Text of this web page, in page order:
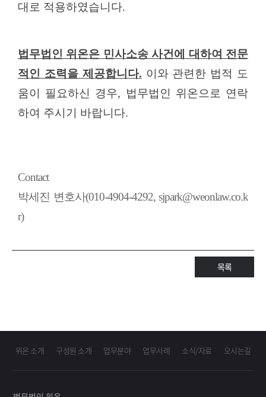
대로 적용하였습니다.
법무법인 위온은 민사소송 사건에 대하여 전문
적인 조력을 제공합니다. 이와 관련한 법적 도
움이 필요하신 경우, 법무법인 위온으로 연락
하여 주시기 바랍니다.
Contact
박세진 변호사(010-4904-4292, sjpark@weonlaw.co.k
r)
목록
위온 소개 구성원 소개 업무분야 업무사례 소식/자료 오시는길